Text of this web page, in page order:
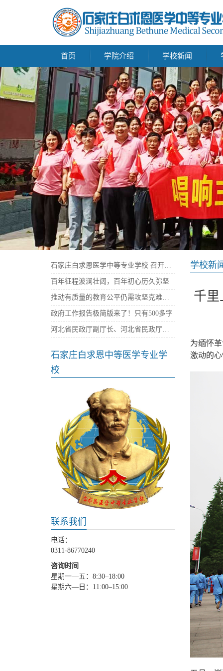
首页 学院介绍 学校新闻
学校新
千
为缅怀
激动的
百年征程波澜壮阔，百年初心历久弥坚
政府工作报告极简版来了！只有500多字
石家庄白求恩中等医学专业学
校
联系我们
电话：
0311-86770240
咨询时间
星期一—五：8:30–18:00
星期六—日：11:00–15:00